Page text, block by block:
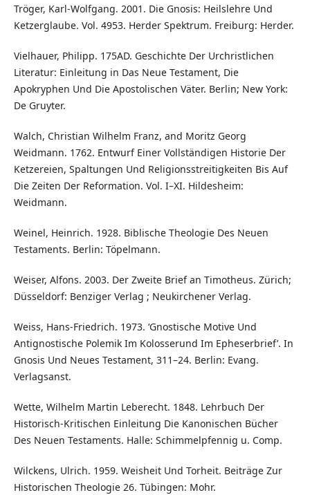
Tröger, Karl-Wolfgang. 2001. Die Gnosis: Heilslehre Und
Ketzerglaube. Vol. 4953. Herder Spektrum. Freiburg: Herder.
Vielhauer, Philipp. 175AD. Geschichte Der Urchristlichen
Literatur: Einleitung in Das Neue Testament, Die
Apokryphen Und Die Apostolischen Väter. Berlin; New York:
De Gruyter.
Walch, Christian Wilhelm Franz, and Moritz Georg
Weidmann. 1762. Entwurf Einer Vollständigen Historie Der
Ketzereien, Spaltungen Und Religionsstreitigkeiten Bis Auf
Die Zeiten Der Reformation. Vol. I–XI. Hildesheim:
Weidmann.
Weinel, Heinrich. 1928. Biblische Theologie Des Neuen
Testaments. Berlin: Töpelmann.
Weiser, Alfons. 2003. Der Zweite Brief an Timotheus. Zürich;
Düsseldorf: Benziger Verlag ; Neukirchener Verlag.
Weiss, Hans-Friedrich. 1973. ‘Gnostische Motive Und
Antignostische Polemik Im Kolosserund Im Epheserbrief’. In
Gnosis Und Neues Testament, 311–24. Berlin: Evang.
Verlagsanst.
Wette, Wilhelm Martin Leberecht. 1848. Lehrbuch Der
Historisch-Kritischen Einleitung Die Kanonischen Bücher
Des Neuen Testaments. Halle: Schimmelpfennig u. Comp.
Wilckens, Ulrich. 1959. Weisheit Und Torheit. Beiträge Zur
Historischen Theologie 26. Tübingen: Mohr.